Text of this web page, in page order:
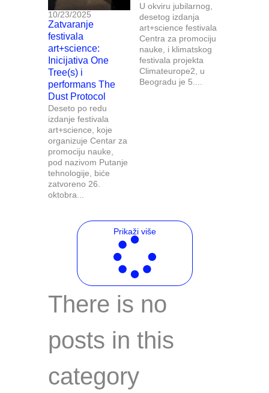
10/23/2025
Zatvaranje
festivala
art+science:
Inicijativa One
Tree(s) i
performans The
Dust Protocol
Deseto po redu
izdanje festivala
art+science, koje
organizuje Centar za
promociju nauke,
pod nazivom Putanje
tehnologije, biće
zatvoreno 26.
oktobra...
U okviru jubilarnog,
desetog izdanja
art+science festivala
Centra za promociju
nauke, i klimatskog
festivala projekta
Climateurope2, u
Beogradu je 5....
Prikaži više
There is no
posts in this
category